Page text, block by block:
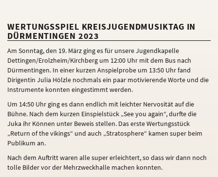
WERTUNGSSPIEL KREISJUGENDMUSIKTAG IN
DÜRMENTINGEN 2023
Am Sonntag, den 19. März ging es für unsere Jugendkapelle
Dettingen/Erolzheim/Kirchberg um 12:00 Uhr mit dem Bus nach
Dürmentingen. In einer kurzen Anspielprobe um 13:50 Uhr fand
Dirigentin Julia Hölzle nochmals ein paar motivierende Worte und die
Instrumente konnten eingestimmt werden.
Um 14:50 Uhr ging es dann endlich mit leichter Nervosität auf die
Bühne. Nach dem kurzen Einspielstück „See you again“, durfte die
Juka ihr Können unter Beweis stellen. Das erste Wertungsstück
„Return of the vikings“ und auch „Stratosphere“ kamen super beim
Publikum an.
Nach dem Auftritt waren alle super erleichtert, so dass wir dann noch
tolle Bilder vor der Mehrzweckhalle machen konnten.